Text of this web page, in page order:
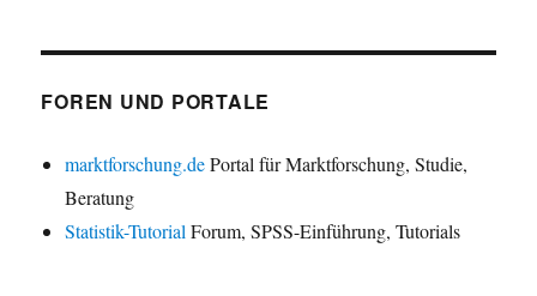
FOREN UND PORTALE
marktforschung.dePortal für Marktforschung, Studie,
Beratung
Statistik-Tutorial Forum, SPSS-Einführung, Tutorials